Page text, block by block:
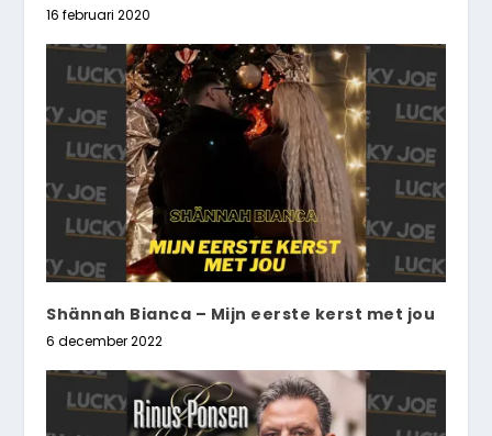
16 februari 2020
Shännah Bianca – Mijn eerste kerst met jou
6 december 2022